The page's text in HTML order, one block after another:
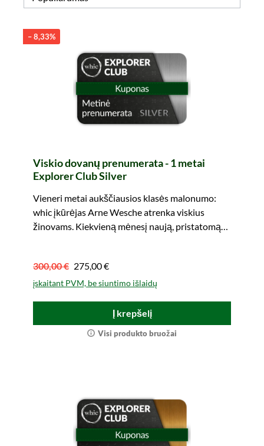
– 8,33%
Viskio dovanų prenumerata - 1 metai
Explorer Club Silver
Vieneri metai aukščiausios klasės malonumo:
whic įkūrėjas Arne Wesche atrenka viskius
žinovams. Kiekvieną mėnesį naują, pristatomą
300,00 € 275,00 €
įskaitant PVM, be siuntimo išlaidų
Į krepšelį
Visi produkto bruožai